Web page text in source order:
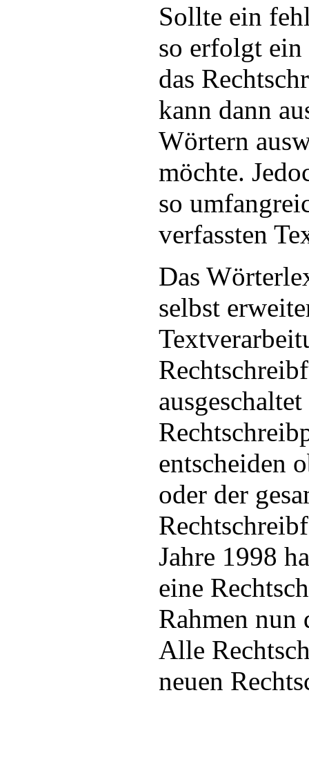
Sollte ein
so erfolgt ein
das
kann dann
Wörtern
möchte.
so
verfassten
Das
selbst
entscheiden
oder der
Jahre 1998
eine
Rahmen
Alle
neuen